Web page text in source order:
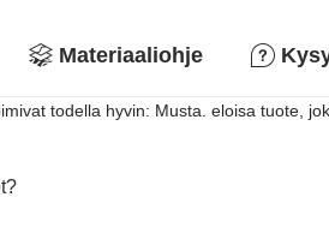
Materiaaliohje
todella hyvin: Musta. eloisa tuote,